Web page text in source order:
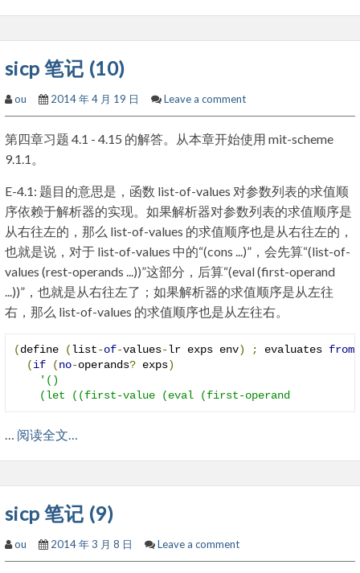
sicp 笔记 (10)
ou 2014 年 4 月 19 日 Leave a comment
第四章习题 4.1 - 4.15 的解答。从本章开始使用 mit-scheme
9.1.1。
E-4.1: 题目的意思是，函数 list-of-values 对参数列表的求值顺
序依赖于解析器的实现。如果解析器对参数列表的求值顺序是
从右往左的，那么 list-of-values 的求值顺序也是从右往左的，
也就是说，对于 list-of-values 中的“(cons ...)”，会先算“(list-of-
values (rest-operands ...))”这部分，后算“(eval (first-operand
...))”，也就是从右往左了；如果解析器的求值顺序是从左往
右，那么 list-of-values 的求值顺序也是从左往右。
(define (list-of-values-lr exps env) ; evaluates from
(if (no-operands? exps)
'()
    (let ((first-value (eval (first-operand
… 阅读全文…
sicp 笔记 (9)
ou 2014 年 3 月 8 日 Leave a comment